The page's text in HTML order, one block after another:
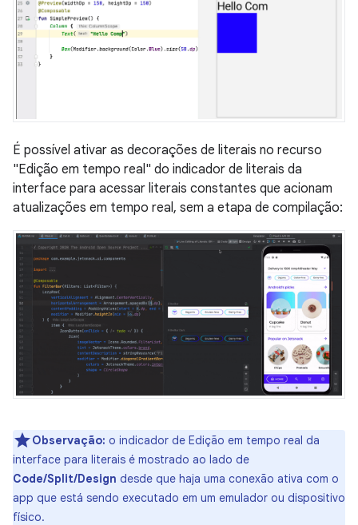
É possível ativar as decorações de literais no recurso
"Edição em tempo real" do indicador de literais da
interface para acessar literais constantes que acionam
atualizações em tempo real, sem a etapa de compilação:
Observação: o indicador de Edição em tempo real da
interface para literais é mostrado ao lado de
Code/Split/Design desde que haja uma conexão ativa com o
app que está sendo executado em um emulador ou dispositivo
físico.